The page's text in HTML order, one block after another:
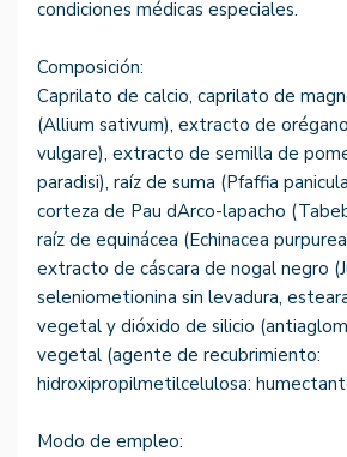
condiciones médicas especiales.
Composición:
Caprilato de calcio, caprilato de
(Allium sativum), extracto de
vulgare), extracto de semilla de
paradisi), raíz de suma (Pfaffia
corteza de Pau dArco-lapacho
raíz de equinácea (Echinacea
extracto de cáscara de nogal negro
seleniometionina sin levadura,
vegetal y dióxido de silicio
vegetal (agente de recubrimiento:
hidroxipropilmetilcelulosa:
Modo de empleo: